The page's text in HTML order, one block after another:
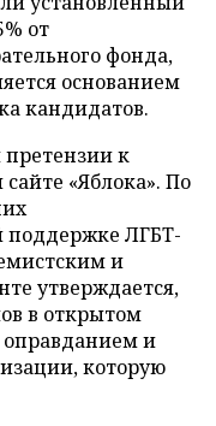
от
фонда,
основанием
кандидатов.
претензии к
«Яблока». По
поддержке ЛГБТ-
и
утверждается,
в открытом
оправданием и
которую